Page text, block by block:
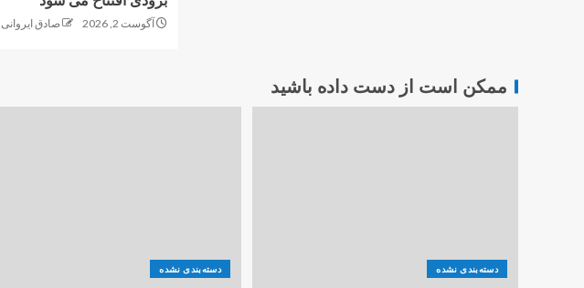
آگوست 2, 2026 صادق ایروانی
ممکن است از دست داده باشید
دسته‌بندی نشده دسته‌بندی نشده